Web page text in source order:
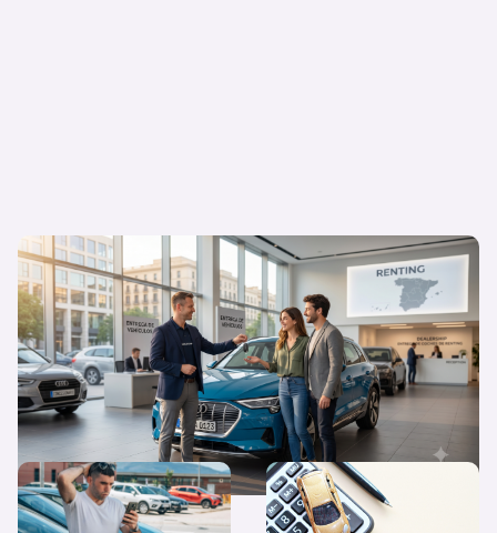
Flexibilidad o propiedad: ¿Por qué el
renting triunfa cada vez más en España?
¿Qué diferencias hay entre
coche nuevo, coche de
Quiero un coche nuevo… ¿lo
pago al contado o financio